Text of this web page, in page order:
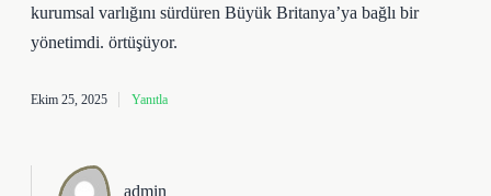
kurumsal varlığını sürdüren Büyük Britanya’ya bağlı bir
yönetimdi. örtüşüyor.
Ekim 25, 2025 Yanıtla
admin